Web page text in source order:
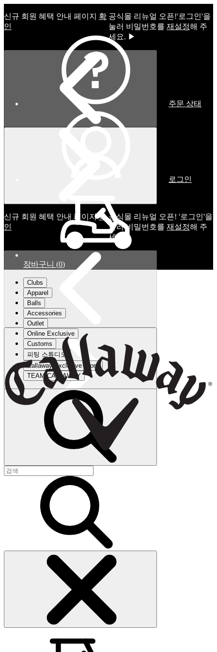
신규 회원 혜택 안내 페이지 확
인
공식몰 리뉴얼 오픈!ㅤ'로그인'을
눌러 비밀번호를 재설정해 주
세요. ▶
신규 회원 혜택 안내 페이지확
인
공식몰 리뉴얼 오픈! '로그인'을
눌러 비밀번호를 재설정해 주
세요.
주문 상태
로그인
장바구니 (0)
Clubs
Apparel
Balls
Accessories
Outlet
Online Exclusive
Customs
피팅 스튜디오
Callaway Exclusive Store
TEAM CALLAWAY